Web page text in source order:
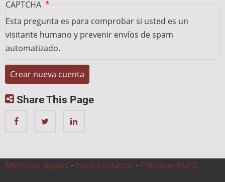
CAPTCHA
Esta pregunta es para comprobar si usted es un
visitante humano y prevenir envíos de spam
automatizado.
Share This Page
Mentions légales - Nous contacter - Politique RGPD